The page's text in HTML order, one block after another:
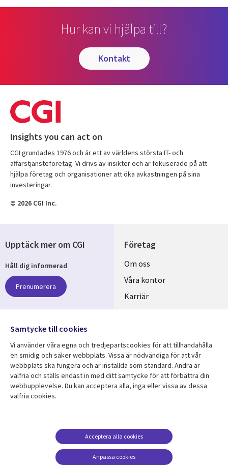
Hur kan vi hjälpa till?
kontakt
Insights you can act on
CGI grundades 1976 och är ett av världens största IT- och
affärstjänsteföretag. Vi drivs av insikter och är fokuserade på att
hjälpa företag och organisationer att öka avkastningen på sina
investeringar.
© 2026 CGI Inc.
Företag
Useful
links
SWEDEN
Om oss
Våra kontor
Karriär
Hållbarhet
Resurscenter
SWEDEN
SWEDEN
dataskydd
Accessibility
Terms of Use
Upptäck mer om CGI
Håll dig informerad
Prenumerera
Följ oss
Social
Media
SWEDEN
Samtycke till cookies
Vi använder våra egna och tredjepartscookies för att tillhandahålla
en smidig och säker webbplats. Vissa är nödvändiga för att vår
webbplats ska fungera och är inställda som standard. Andra är
valfria och ställs endast in med ditt samtycke för att förbättra din
webbupplevelse. Du kan acceptera alla, inga eller vissa av dessa
valfria cookies.
Anpassa cookies
Acceptera alla cookies